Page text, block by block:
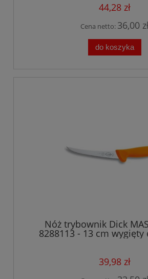
44,28 zł
Cena netto: 36,00
do koszyka
Nóż trybownik Dick
8288113 - 13 cm wygięty
39,98 zł